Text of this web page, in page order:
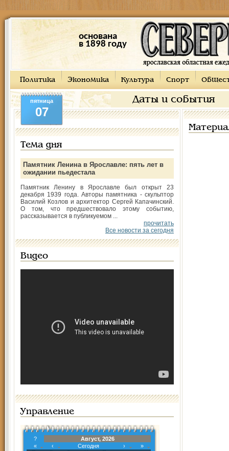
основана
в 1898 году
Политика Экономика Культура Спорт
Даты и события
пятница
07
Тема дня
Памятник Ленина в Ярославле: пять лет в
ожидании пьедестала
Памятник Ленину в Ярославле был открыт 23
декабря 1939 года. Авторы памятника - скульптор
Василий Козлов и архитектор Сергей Капачинский.
О том, что предшествовало этому событию,
рассказывается в публикуемом ...
прочитать
Все новости за сегодня
Видео
Управление
?
Август, 2026
«
‹ Сегодня ›
»